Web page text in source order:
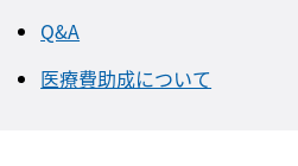
Q&A
医療費助成について